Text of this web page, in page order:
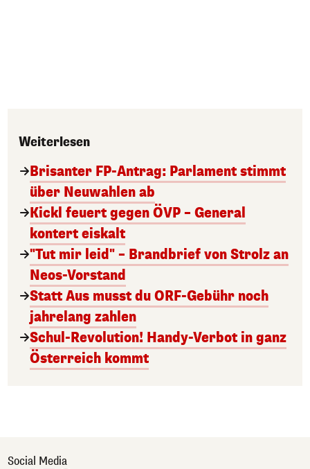
Weiterlesen
Brisanter FP-Antrag: Parlament stimmt
über Neuwahlen ab
Kickl feuert gegen ÖVP – General
kontert eiskalt
"Tut mir leid" – Brandbrief von Strolz an
Neos-Vorstand
Statt Aus musst du ORF-Gebühr noch
jahrelang zahlen
Schul-Revolution! Handy-Verbot in ganz
Österreich kommt
Social Media